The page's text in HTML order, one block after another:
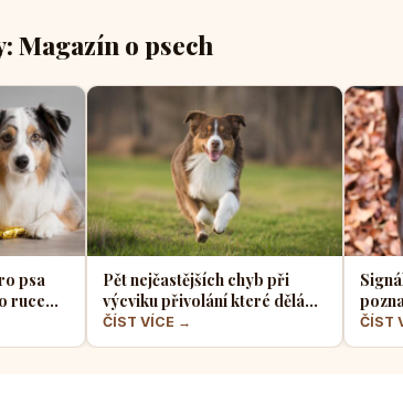
Magazín o psech
psa
ruce
Pět nejčastějších chyb při
výcviku přivolání které dělá
většina pejskařů
ČÍST VÍCE →
přítel
ČÍST